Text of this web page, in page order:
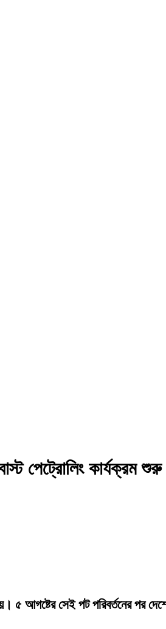
পেট্রোলিং কার্যক্রম শুরু
আগষ্টের সেই পট পরিবর্তনের পর দেশে